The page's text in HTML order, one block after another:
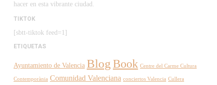
hacer en esta vibrante ciudad.
TIKTOK
[sbtt-tiktok feed=1]
ETIQUETAS
Ayuntamiento de Valencia BlogBook Centre del Carme Cultura
Contemporània Comunidad Valenciana conciertos Valencia Cullera